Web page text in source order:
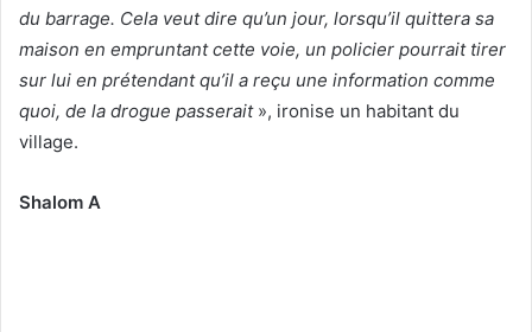
du barrage. Cela veut dire qu’un jour, lorsqu’il quittera sa
maison en empruntant cette voie, un policier pourrait tirer
sur lui en prétendant qu’il a reçu une information comme
quoi, de la drogue passerait», ironise un habitant du
village.
Shalom A